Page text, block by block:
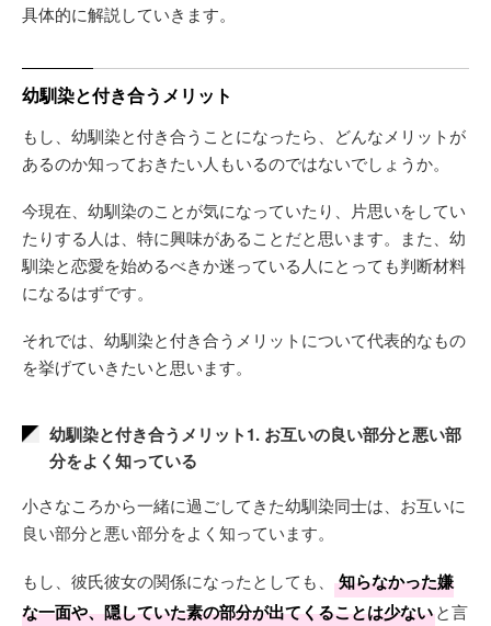
具体的に解説していきます。
幼馴染と付き合うメリット
もし、幼馴染と付き合うことになったら、どんなメリットが
あるのか知っておきたい人もいるのではないでしょうか。
今現在、幼馴染のことが気になっていたり、片思いをしてい
たりする人は、特に興味があることだと思います。また、幼
馴染と恋愛を始めるべきか迷っている人にとっても判断材料
になるはずです。
それでは、幼馴染と付き合うメリットについて代表的なもの
を挙げていきたいと思います。
幼馴染と付き合うメリット1. お互いの良い部分と悪い部
分をよく知っている
小さなころから一緒に過ごしてきた幼馴染同士は、お互いに
良い部分と悪い部分をよく知っています。
もし、彼氏彼女の関係になったとしても、
知らなかった嫌
な一面や、隠していた素の部分が出てくることは少ないと言